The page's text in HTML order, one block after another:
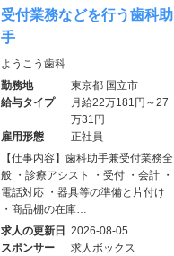
受付業務などを行う歯科助
手
ようこう歯科
勤務地
東京都 国立市
給与タイプ
月給22万181円～27
万31円
雇用形態
正社員
【仕事内容】歯科助手兼受付業務全
般 ・診療アシスト ・受付 ・会計 ・
電話対応 ・器具等の準備と片付け
・商品棚の在庫…
求人の更新日 2026-08-05
スポンサー
求人ボックス